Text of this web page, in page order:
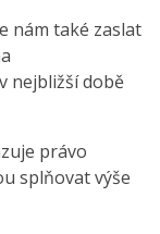
nám také zaslat
nejbližší době
právo
splňovat výše